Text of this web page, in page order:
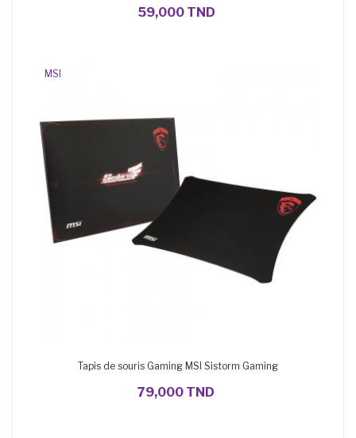
59,000 TND
MSI
Tapis de souris Gaming MSI Sistorm Gaming
79,000 TND